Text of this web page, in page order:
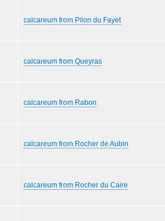
calcareum from Pilon du Fayet
calcareum from Queyras
calcareum from Rabon
calcareum from Rocher de Aubin
calcareum from Rocher du Caire